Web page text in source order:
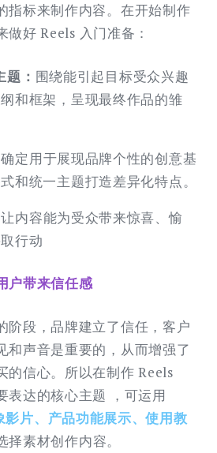
指标来制作内容。在开始制作
做好 Reels 入门准备：
： 围绕能引起目标受众兴趣
和框架，呈现最终作品的雏
确定用于展现品牌个性的创意基
和统一主题打造差异化特点。
让内容能为受众带来惊喜、愉
行动
户带来信任感
阶段，品牌建立了信任，客户
和声音是重要的，从而增强了
的信心。所以在制作 Reels
表达的核心主题 ，可运用
影片、产品功能展示、使用教
择素材创作内容。